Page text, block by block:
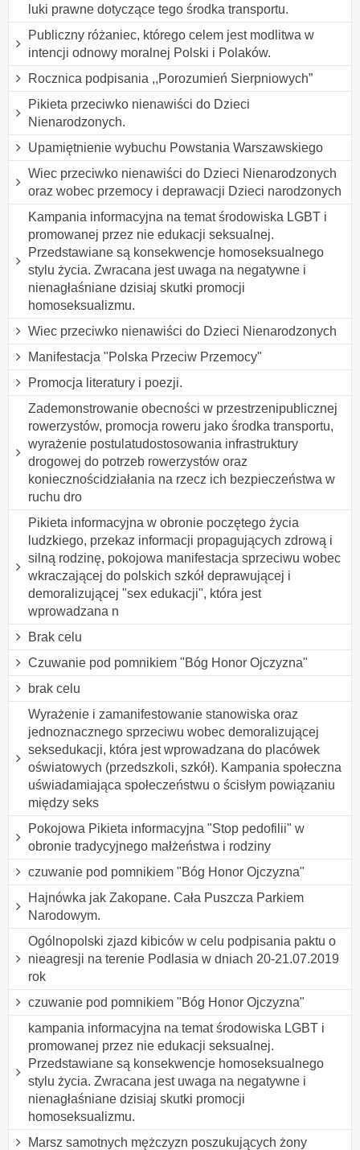
luki prawne dotyczące tego środka transportu.
Publiczny różaniec, którego celem jest modlitwa w
intencji odnowy moralnej Polski i Polaków.
Rocznica podpisania ,,Porozumień Sierpniowych”
Pikieta przeciwko nienawiści do Dzieci
Nienarodzonych.
Upamiętnienie wybuchu Powstania Warszawskiego
Wiec przeciwko nienawiści do Dzieci Nienarodzonych
oraz wobec przemocy i deprawacji Dzieci narodzonych
Kampania informacyjna na temat środowiska LGBT i
promowanej przez nie edukacji seksualnej.
Przedstawiane są konsekwencje homoseksualnego
stylu życia. Zwracana jest uwaga na negatywne i
nienagłaśniane dzisiaj skutki promocji
homoseksualizmu.
Wiec przeciwko nienawiści do Dzieci Nienarodzonych
Manifestacja "Polska Przeciw Przemocy"
Promocja literatury i poezji.
Zademonstrowanie obecności w przestrzenipublicznej
rowerzystów, promocja roweru jako środka transportu,
wyrażenie postulatudostosowania infrastruktury
drogowej do potrzeb rowerzystów oraz
koniecznościdziałania na rzecz ich bezpieczeństwa w
ruchu dro
Pikieta informacyjna w obronie poczętego życia
ludzkiego, przekaz informacji propagujących zdrową i
silną rodzinę, pokojowa manifestacja sprzeciwu wobec
wkraczającej do polskich szkół deprawującej i
demoralizującej "sex edukacji", która jest
wprowadzana n
Brak celu
Czuwanie pod pomnikiem "Bóg Honor Ojczyzna"
brak celu
Wyrażenie i zamanifestowanie stanowiska oraz
jednoznacznego sprzeciwu wobec demoralizującej
seksedukacji, która jest wprowadzana do placówek
oświatowych (przedszkoli, szkół). Kampania społeczna
uświadamiająca społeczeństwu o ścisłym powiązaniu
między seks
Pokojowa Pikieta informacyjna "Stop pedofilii" w
obronie tradycyjnego małżeństwa i rodziny
czuwanie pod pomnikiem "Bóg Honor Ojczyzna"
Hajnówka jak Zakopane. Cała Puszcza Parkiem
Narodowym.
Ogólnopolski zjazd kibiców w celu podpisania paktu o
nieagresji na terenie Podlasia w dniach 20-21.07.2019
rok
czuwanie pod pomnikiem "Bóg Honor Ojczyzna"
kampania informacyjna na temat środowiska LGBT i
promowanej przez nie edukacji seksualnej.
Przedstawiane są konsekwencje homoseksualnego
stylu życia. Zwracana jest uwaga na negatywne i
nienagłaśniane dzisiaj skutki promocji
homoseksualizmu.
Marsz samotnych mężczyzn poszukujących żony